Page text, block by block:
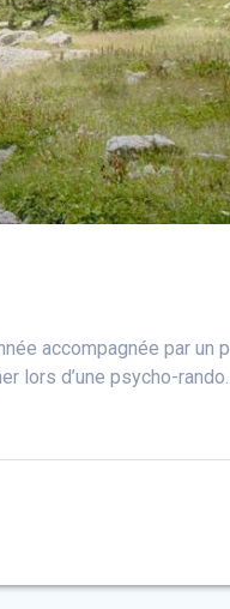
accompagnée par un
lors d’une psycho-